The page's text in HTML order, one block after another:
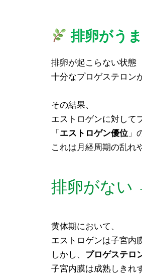
排卵がう
排卵が起こらない状態
十分なプロゲステロン
その結果、
エストロゲンに対して
「 エストロゲン優位 」
これは月経周期の乱れ
排卵がない
黄体期において、
エストロゲンは子宮内
しかし、 プロゲステロ
子宮内膜は成熟しきれ